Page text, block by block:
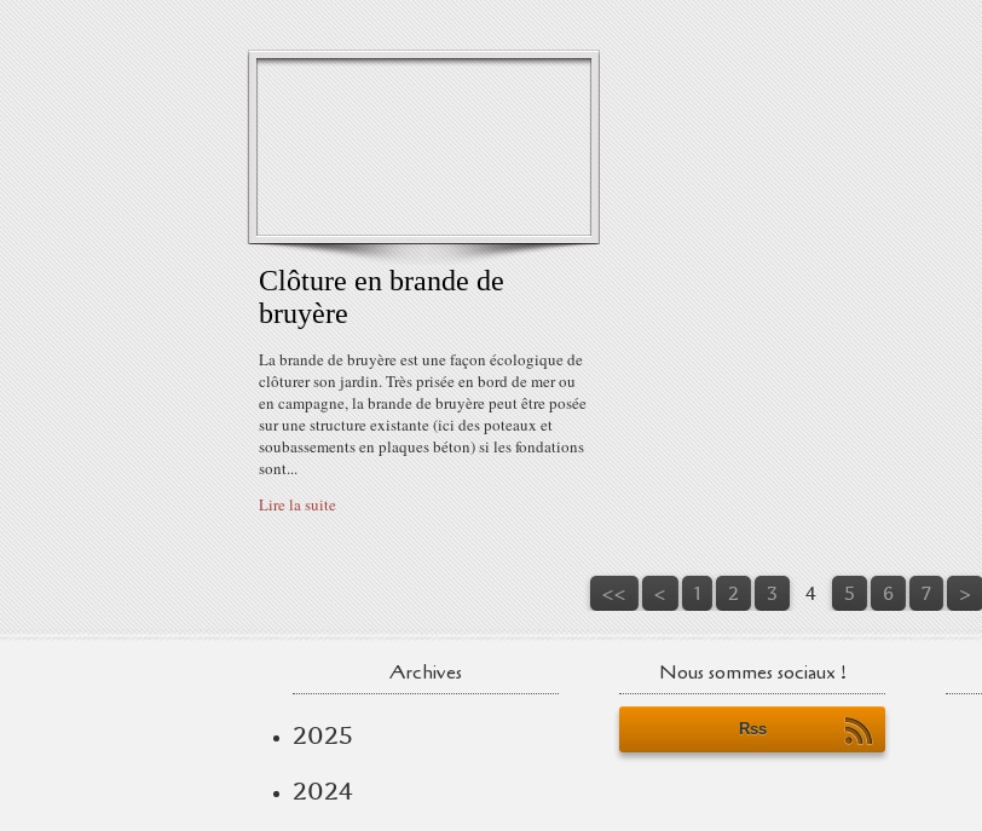
Clôture en brande de
bruyère
La brande de bruyère est une façon écologique de
clôturer son jardin. Très prisée en bord de mer ou
en campagne, la brande de bruyère peut être posée
sur une structure existante (ici des poteaux et
soubassements en plaques béton) si les fondations
sont...
Lire la suite
<< < 1 2 3 4 5 6 7 >
Archives
2025
2024
Nous sommes sociaux !
Rss